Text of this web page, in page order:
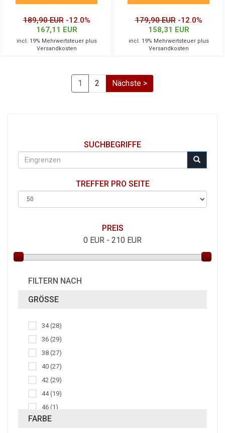
189,90 EUR -12.0%
167,11 EUR
incl. 19% Mehrwertsteuer plus
Versandkosten
179,90 EUR -12.0%
158,31 EUR
incl. 19% Mehrwertsteuer plus
Versandkosten
1 2 Nächste >
SUCHBEGRIFFE
TREFFER PRO SEITE
PREIS
0 EUR - 210 EUR
FILTERN NACH
GRÖSSE
34 (28)
36 (29)
38 (27)
40 (27)
42 (29)
44 (19)
46 (1)
72 (10)
FARBE